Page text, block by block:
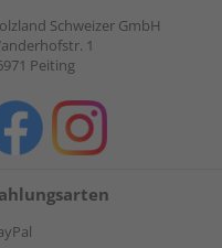
Schweizer GmbH
1
Peiting